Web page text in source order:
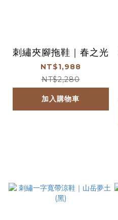
刺繡夾腳拖鞋｜春之光
NT$1,988
NT$2,280
加入購物車